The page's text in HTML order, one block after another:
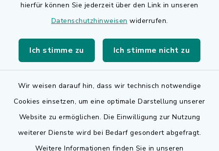
hierfür können Sie jederzeit über den Link in unseren
Datenschutzhinweisen widerrufen.
Ich stimme zu Ich stimme nicht zu
Wir weisen darauf hin, dass wir technisch notwendige
Cookies einsetzen, um eine optimale Darstellung unserer
Website zu ermöglichen. Die Einwilligung zur Nutzung
weiterer Dienste wird bei Bedarf gesondert abgefragt.
Weitere Informationen finden Sie in unseren
BayernPortal
Landkreis Erlangen-Höchstadt